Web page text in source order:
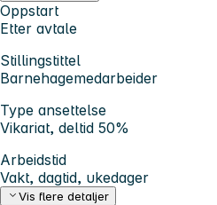
Oppstart
Etter avtale
Stillingstittel
Barnehagemedarbeider
Type ansettelse
Vikariat, deltid 50%
Arbeidstid
Vakt, dagtid, ukedager
Vis flere detaljer